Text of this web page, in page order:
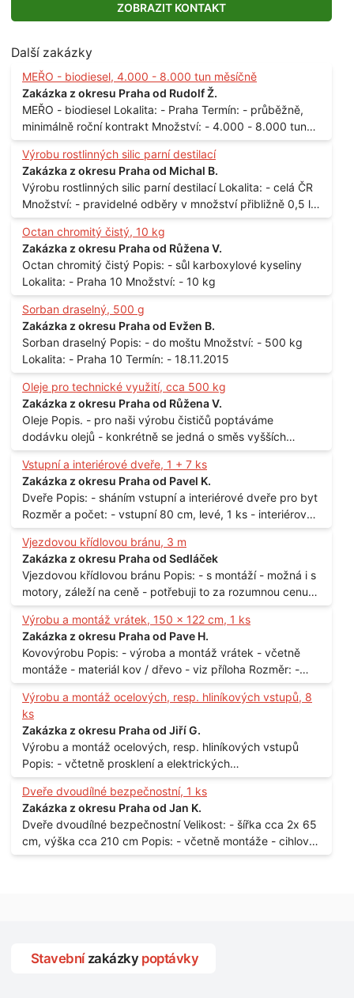
ZOBRAZIT KONTAKT
Další zakázky
MEŘO - biodiesel, 4.000 - 8.000 tun měsíčně
Zakázka z okresu Praha od Rudolf Ž.
MEŘO - biodiesel Lokalita: - Praha Termín: - průběžně,
minimálně roční kontrakt Množství: - 4.000 - 8.000 tun
měsíčně
Výrobu rostlinných silic parní destilací
Zakázka z okresu Praha od Michal B.
Výrobu rostlinných silic parní destilací Lokalita: - celá ČR
Množství: - pravidelné odběry v množství přibližně 0,5 l
až 1 l
Octan chromitý čistý, 10 kg
Zakázka z okresu Praha od Růžena V.
Octan chromitý čistý Popis: - sůl karboxylové kyseliny
Lokalita: - Praha 10 Množství: - 10 kg
Sorban draselný, 500 g
Zakázka z okresu Praha od Evžen B.
Sorban draselný Popis: - do moštu Množství: - 500 kg
Lokalita: - Praha 10 Termín: - 18.11.2015
Oleje pro technické využití, cca 500 kg
Zakázka z okresu Praha od Růžena V.
Oleje Popis. - pro naši výrobu čističů poptáváme
dodávku olejů - konkrétně se jedná o směs vyšších
mastných kyselin s převahou olejové kyseliny - účelem je
technické využití - hustota při 20°C - cca 870 kg / m3
Balení: - po 190 kg v sudu Množství: - cca 500 kg - roční
spotřeba Lokalita: - Praha
Vstupní a interiérové dveře, 1 + 7 ks
Zakázka z okresu Praha od Pavel K.
Dveře Popis: - sháním vstupní a interiérové dveře pro byt
Rozměr a počet: - vstupní 80 cm, levé, 1 ks - interiérové
80 cm, levé, 2 ks - 80 cm, pravé, 3 ks - 60 cm, levé, 2 ks
Lokalita: - Praha 10
Vjezdovou křídlovou bránu, 3 m
Zakázka z okresu Praha od Sedláček
Vjezdovou křídlovou bránu Popis: - s montáží - možná i s
motory, záleží na ceně - potřebuji to za rozumnou cenu
Materiál: - ocel Množství: - 1 ks Velikost: - 3 m Lokalita: -
Praha
Výrobu a montáž vrátek, 150 x 122 cm, 1 ks
Zakázka z okresu Praha od Pave H.
Kovovýrobu Popis: - výroba a montáž vrátek - včetně
montáže - materiál kov / dřevo - viz příloha Rozměr: -
150 x 122 cm Lokalita: - Senohraby Nabídky na e-mail.
Výrobu a montáž ocelových, resp. hliníkových vstupů, 8
ks
Zakázka z okresu Praha od Jiří G.
Výrobu a montáž ocelových, resp. hliníkových vstupů
Popis: - včtetně prosklení a elektrických
samozamýkacích zámků pro panelový dům - jedná se o
vchodové dveře umístěné v zarámovaném a proskleném
portálu - předmětem dodávky bude i demontáž
stávajících a už nevyhovujících prosklených,
umělohmotných vstupů Množství: - 8 ks Lokalita: - 7, 9,
Dveře dvoudílné bezpečnostní, 1 ks
Zakázka z okresu Praha od Jan K.
Dveře dvoudílné bezpečnostní Velikost: - šířka cca 2x 65
cm, výška cca 210 cm Popis: - včetně montáže - cihlový
dům, 2. patro - vchod z chodby - rozměry bez zárubní
Stavební zakázky poptávky